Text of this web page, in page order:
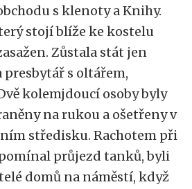
s klenoty a Knihy.
stojí blíže ke kostelu
Zůstala stát jen
s oltářem,
kolemjdoucí osoby byly
na rukou a ošetřeny v
středisku. Rachotem při
průjezd tanků, byli
domů na náměstí, když